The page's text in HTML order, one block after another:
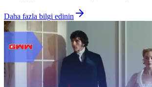
Daha fazla bilgi edinin